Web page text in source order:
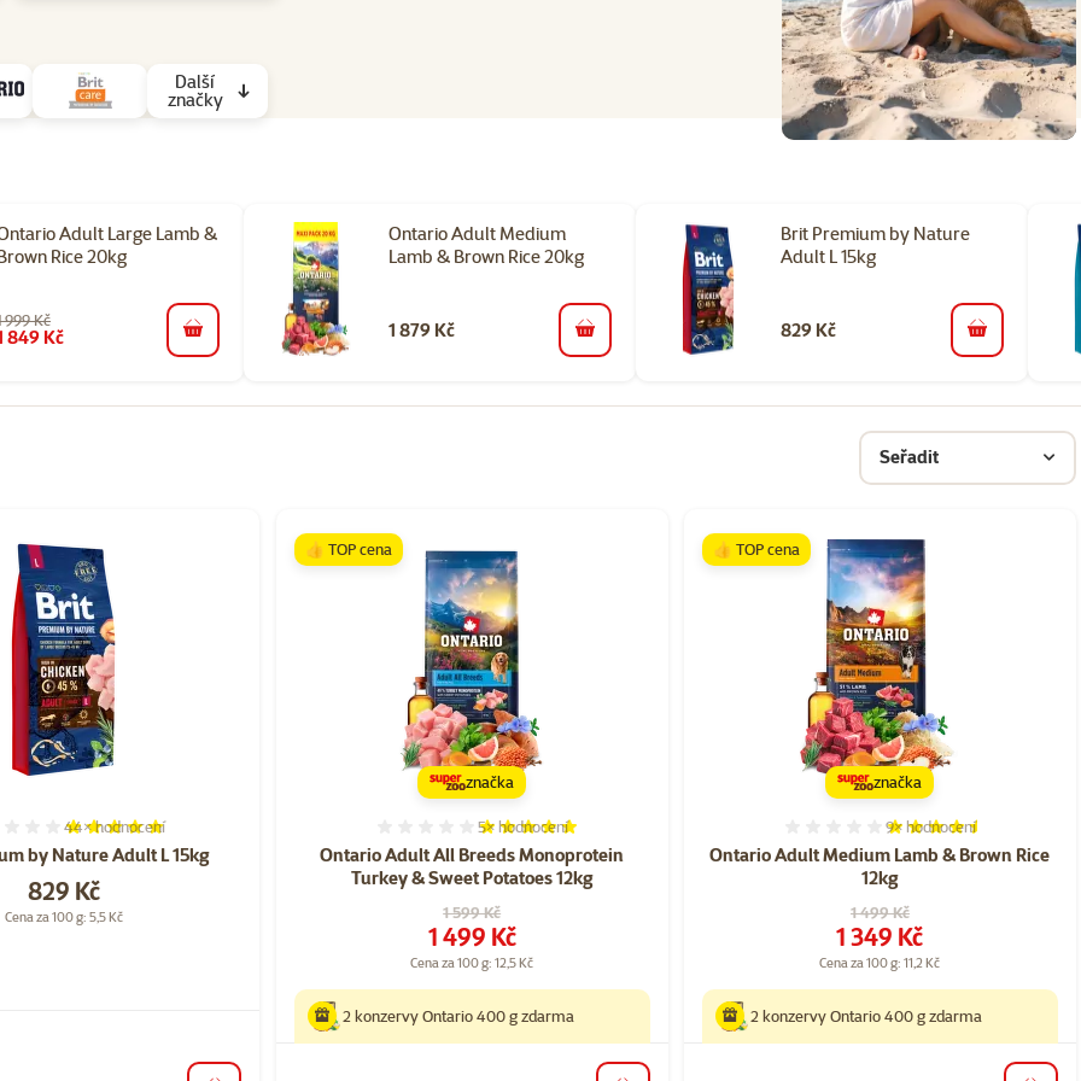
Další
značky
Adult Large Lamb &
Rice 20kg
999 Kč
849 Kč do košíku
Ontario Adult Medium
Lamb & Brown Rice 20kg
1 879 Kč do košíku
Brit Premium by Nature
Adult L 15kg
829 Kč do košíku
Seřadit
by Nature Adult L 15kg
Hodnocení 97%, počet hodnocení: 44
44×hodnocení
Cena
829 Kč
Cena za 100 g: 5,5 Kč
Ontario Adult All Breeds Monoprotein
Turkey & Sweet Potatoes 12kg
Hodnocení 96%, počet hodnocení: 5
5× hodnocení
Původní cena
1 599 Kč
Cena
1 499 Kč
Cena za 100 g: 12,5 Kč
👍 TOP cena
značka
2 konzervy Ontario 400 g zdarma
Ontario Adult Medium Lamb & Brown Rice
12kg
Hodnocení 89%, počet
9× hodnocení
Původní cena
1 499 Kč
Cena
1 349 Kč
Cena za 100 g: 11,2 Kč
👍 TOP cena
značka
2 konzervy Ontario 400 g zdarma